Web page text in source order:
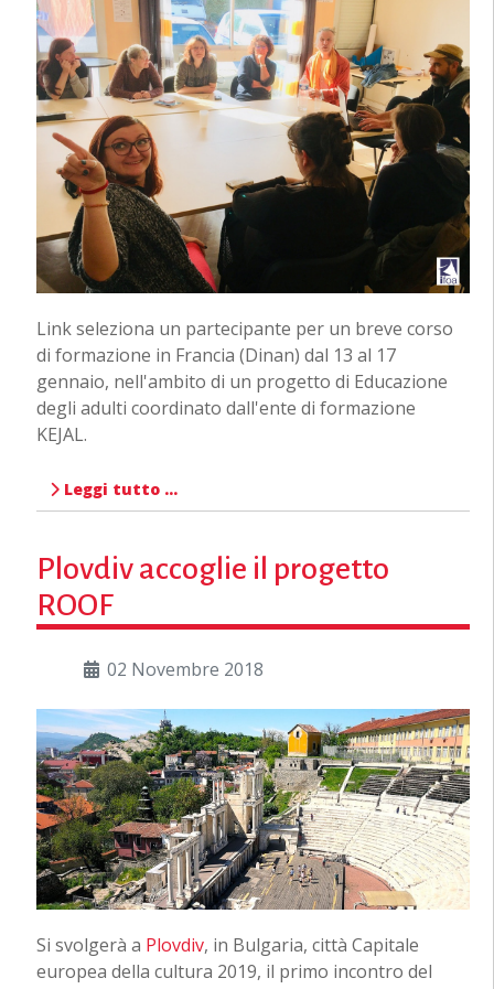
Link seleziona un partecipante per un breve corso
di formazione in Francia (Dinan) dal 13 al 17
gennaio, nell'ambito di un progetto di Educazione
degli adulti coordinato dall'ente di formazione
KEJAL.
Leggi tutto …
Plovdiv accoglie il progetto
ROOF
02 Novembre 2018
Si svolgerà a Plovdiv, in Bulgaria, città Capitale
europea della cultura 2019, il primo incontro del